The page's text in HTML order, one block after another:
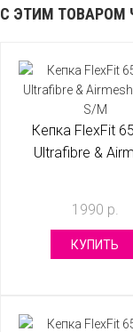
С ЭТИМ ТОВАРОМ
Кепка FlexFit
Ultrafibre &
1990 р.
КУПИТЬ